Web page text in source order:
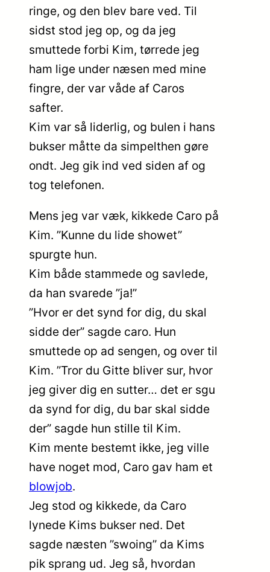
ringe, og den blev bare ved. Til
sidst stod jeg op, og da jeg
smuttede forbi Kim, tørrede jeg
ham lige under næsen med mine
fingre, der var våde af Caros
safter.
Kim var så liderlig, og bulen i hans
bukser måtte da simpelthen gøre
ondt. Jeg gik ind ved siden af og
tog telefonen.
Mens jeg var væk, kikkede Caro på
Kim. ”Kunne du lide showet”
spurgte hun.
Kim både stammede og savlede,
da han svarede ”ja!”
”Hvor er det synd for dig, du skal
sidde der” sagde caro. Hun
smuttede op ad sengen, og over til
Kim. ”Tror du Gitte bliver sur, hvor
jeg giver dig en sutter… det er sgu
da synd for dig, du bar skal sidde
der” sagde hun stille til Kim.
Kim mente bestemt ikke, jeg ville
have noget mod, Caro gav ham et
blowjob.
Jeg stod og kikkede, da Caro
lynede Kims bukser ned. Det
sagde næsten ”swoing” da Kims
pik sprang ud. Jeg så, hvordan